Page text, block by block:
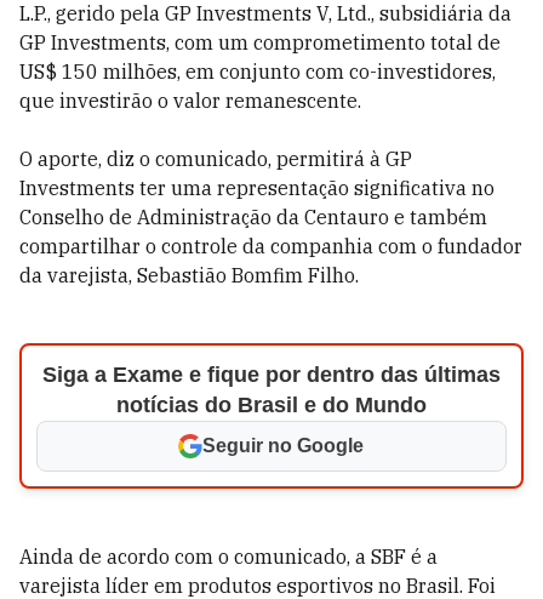
L.P., gerido pela GP Investments V, Ltd., subsidiária da
GP Investments, com um comprometimento total de
US$ 150 milhões, em conjunto com co-investidores,
que investirão o valor remanescente.
O aporte, diz o comunicado, permitirá à GP
Investments ter uma representação significativa no
Conselho de Administração da Centauro e também
compartilhar o controle da companhia com o fundador
da varejista, Sebastião Bomfim Filho.
Siga a Exame e fique por dentro das últimas
notícias do Brasil e do Mundo
Seguir no Google
Ainda de acordo com o comunicado, a SBF é a
varejista líder em produtos esportivos no Brasil. Foi